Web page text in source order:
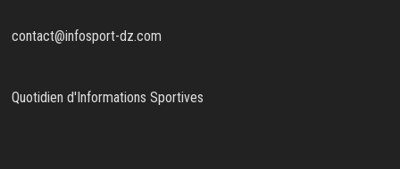
contact@infosport-dz.com
Quotidien d'Informations Sportives